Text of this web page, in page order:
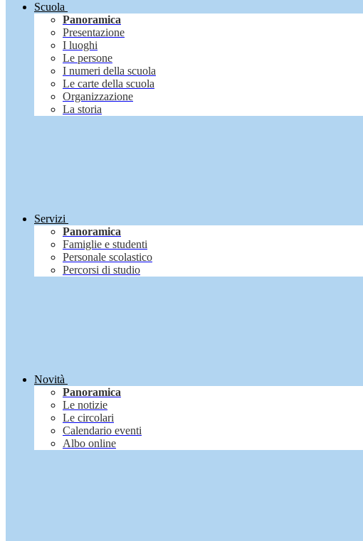
Scuola
Panoramica
Presentazione
I luoghi
Le persone
I numeri della scuola
Le carte della scuola
Organizzazione
La storia
Servizi
Panoramica
Famiglie e studenti
Personale scolastico
Percorsi di studio
Novità
Panoramica
Le notizie
Le circolari
Calendario eventi
Albo online